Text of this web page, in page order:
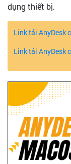
dụng thiết bị.
Link tải AnyDesk
Link tải AnyDesk